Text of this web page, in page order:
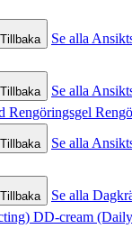
Tillbaka
Se alla
Tillbaka
Se alla
Rengöringsgel
Tillbaka
Se alla
Tillbaka
Se alla
DD-cream